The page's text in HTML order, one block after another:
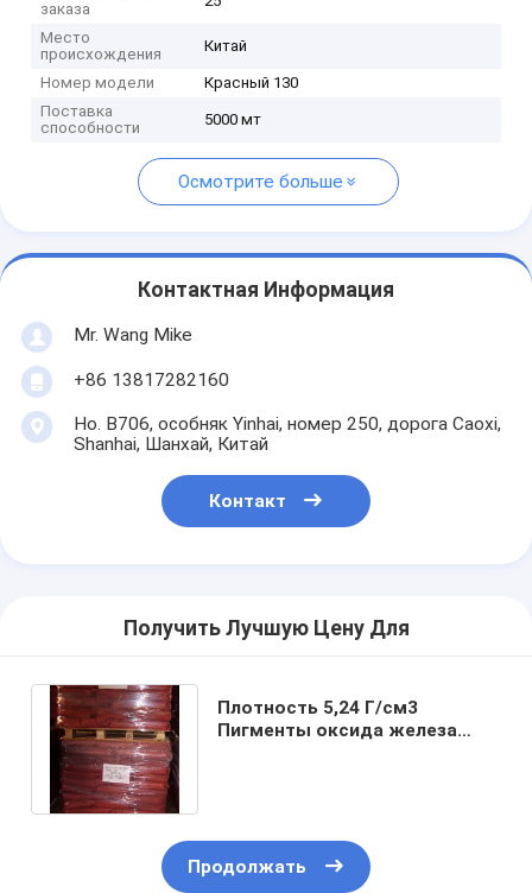
заказа
Место
происхождения
Китай
Номер модели
Красный 130
Поставка
способности
5000 мт
Осмотрите больше
Контактная Информация
Mr. Wang Mike
+86 13817282160
Но. B706, особняк Yinhai, номер 250, дорога Caoxi,
Shanhai, Шанхай, Китай
Контакт
Получить Лучшую Цену Для
Плотность 5,24 Г/см3
Пигменты оксида железа
Продолжать